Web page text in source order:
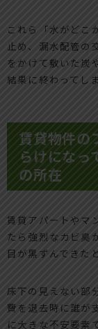
これら「水がどこ
止め、漏水配管の
をかけて敷いた炭
結果に終わってし
賃貸物件の
らけになっ
の所在
賃貸アパートやマ
たら強烈なカビ臭
目が黒ずんできた
床下の見えない部
費を退去時に誰が
に大きな不安要素